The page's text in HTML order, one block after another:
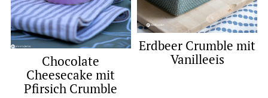
Chocolate
Cheesecake mit
Pfirsich Crumble
Erdbeer Crumble mit
Vanilleeis